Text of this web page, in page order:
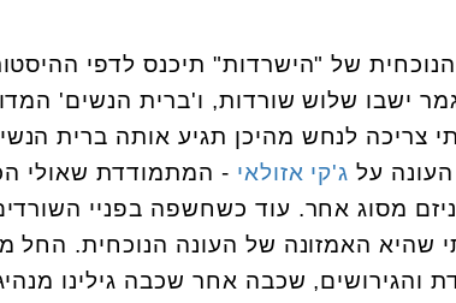
של "הישרדות" תיכנס לדפי
ישבו שלוש שורדות, ו'ברית הנשים'
צריכה לנחש מהיכן תגיע אותה ברית
על ג'קי אזולאי - המתמודדת שאולי
מסוג אחר. עוד כשחשפה בפניי
שהיא האמזונה של העונה הנוכחית. החל
והגירושים, שכבה אחר שכבה גילינו